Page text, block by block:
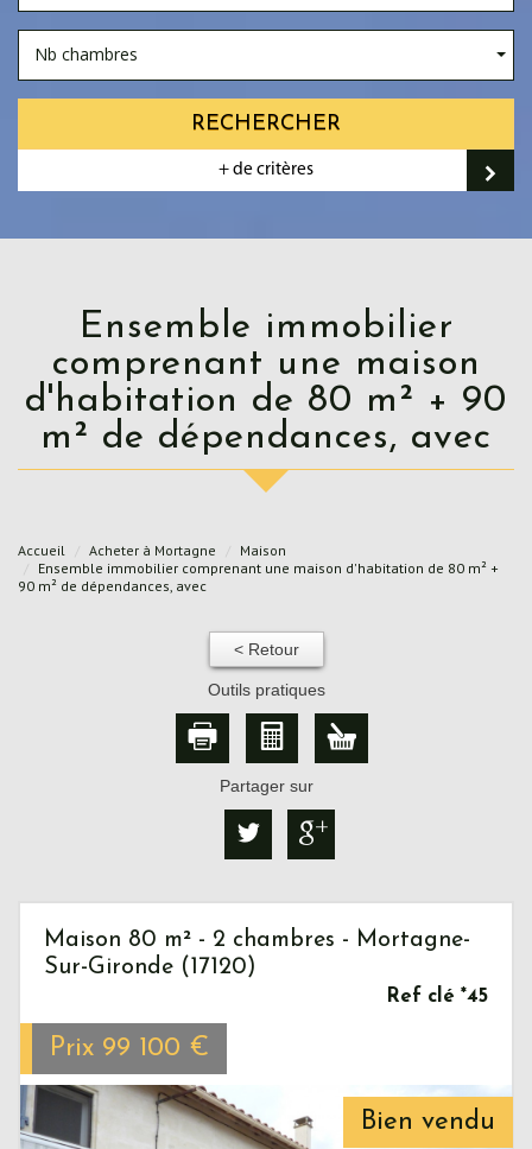
Nb chambres
RECHERCHER
+ de critères
Ensemble immobilier
comprenant une maison
d'habitation de 80 m² + 90
m² de dépendances, avec
Accueil Acheter à Mortagne
Maison
Ensemble immobilier comprenant une maison d'habitation de 80 m² +
90 m² de dépendances, avec
< Retour
Outils pratiques
Partager sur
Bien vendu
Maison 80 m² - 2 chambres - Mortagne-
Sur-Gironde (17120)
Ref clé *45
Prix 99 100 €